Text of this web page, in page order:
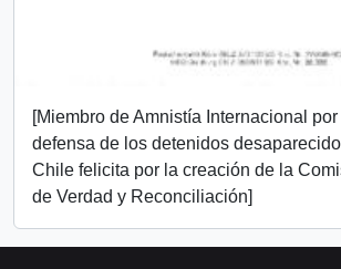
[Miembro de Amnistía Internacional por
defensa de los detenidos
Chile felicita por la creación de la
de Verdad y Reconciliación]